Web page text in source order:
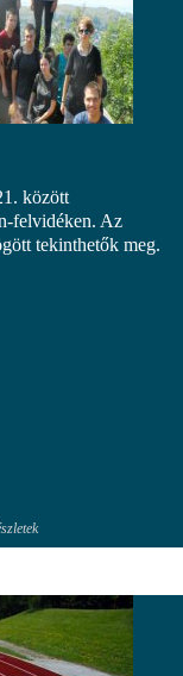
között
felvidéken. Az
tekinthetők meg.